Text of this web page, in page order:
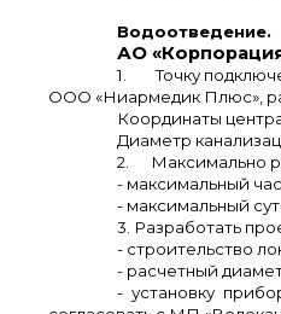
Водоотведение.
АО
1.
Точку
ООО «Ниармедик Плюс»,
Координаты
Диаметр
2.
Максимально
- максимальный
- максимальный
3. Разработать
- строительство
- расчетный
- установку